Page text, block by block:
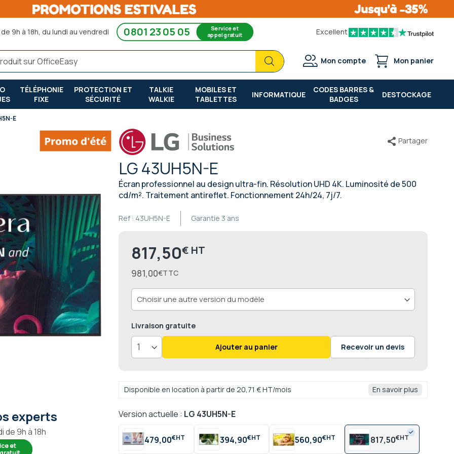
9h à 18h, du lundi au vendredi 0801 23 05 05 Service et
appel gratuit Excellent
Chercher
Chercher
Mon compte Mon panier
TÉLÉPHONIE
FIXE
PROTECTION ET
SÉCURITÉ
TALKIE
WALKIE
MOBILES ET
TABLETTES
INFORMATIQUE
CODES BARRES &
BADGES
DESTOCKAGE
E
LG 43UH5N-E
Écran professionnel au design ultra-fin. Résolution UHD 4K. Luminosité de 500
cd/m². Traitement antireflet. Fonctionnement 24h/24, 7j/7.
Garantie 3 ans
Ref : 43UH5N-E
Partager
817,50€
981,00€
Livraison gratuite
Ajouter au panier Recevoir un devis
Disponible en location à partir de 20,71 € HT/mois En savoir plus
Version actuelle : LG 43UH5N-E
479,00€ 394,90€ 560,90€ 817,50€
experts
de 9h à 18h
et